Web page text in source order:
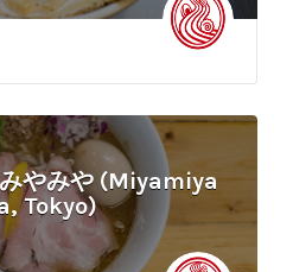
やみや (Miyamiya
Tokyo)